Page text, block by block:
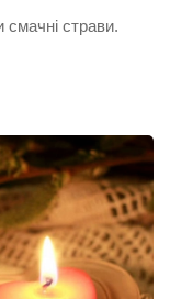
смачні страви.